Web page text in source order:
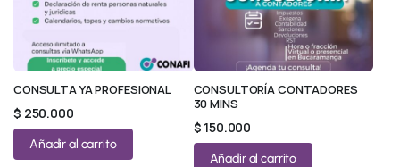
CONSULTA YA PROFESIONAL
$ 250.000
Añadir al carrito
CONSULTORÍA CONTADORES
30 MINS
$ 150.000
Añadir al carrito